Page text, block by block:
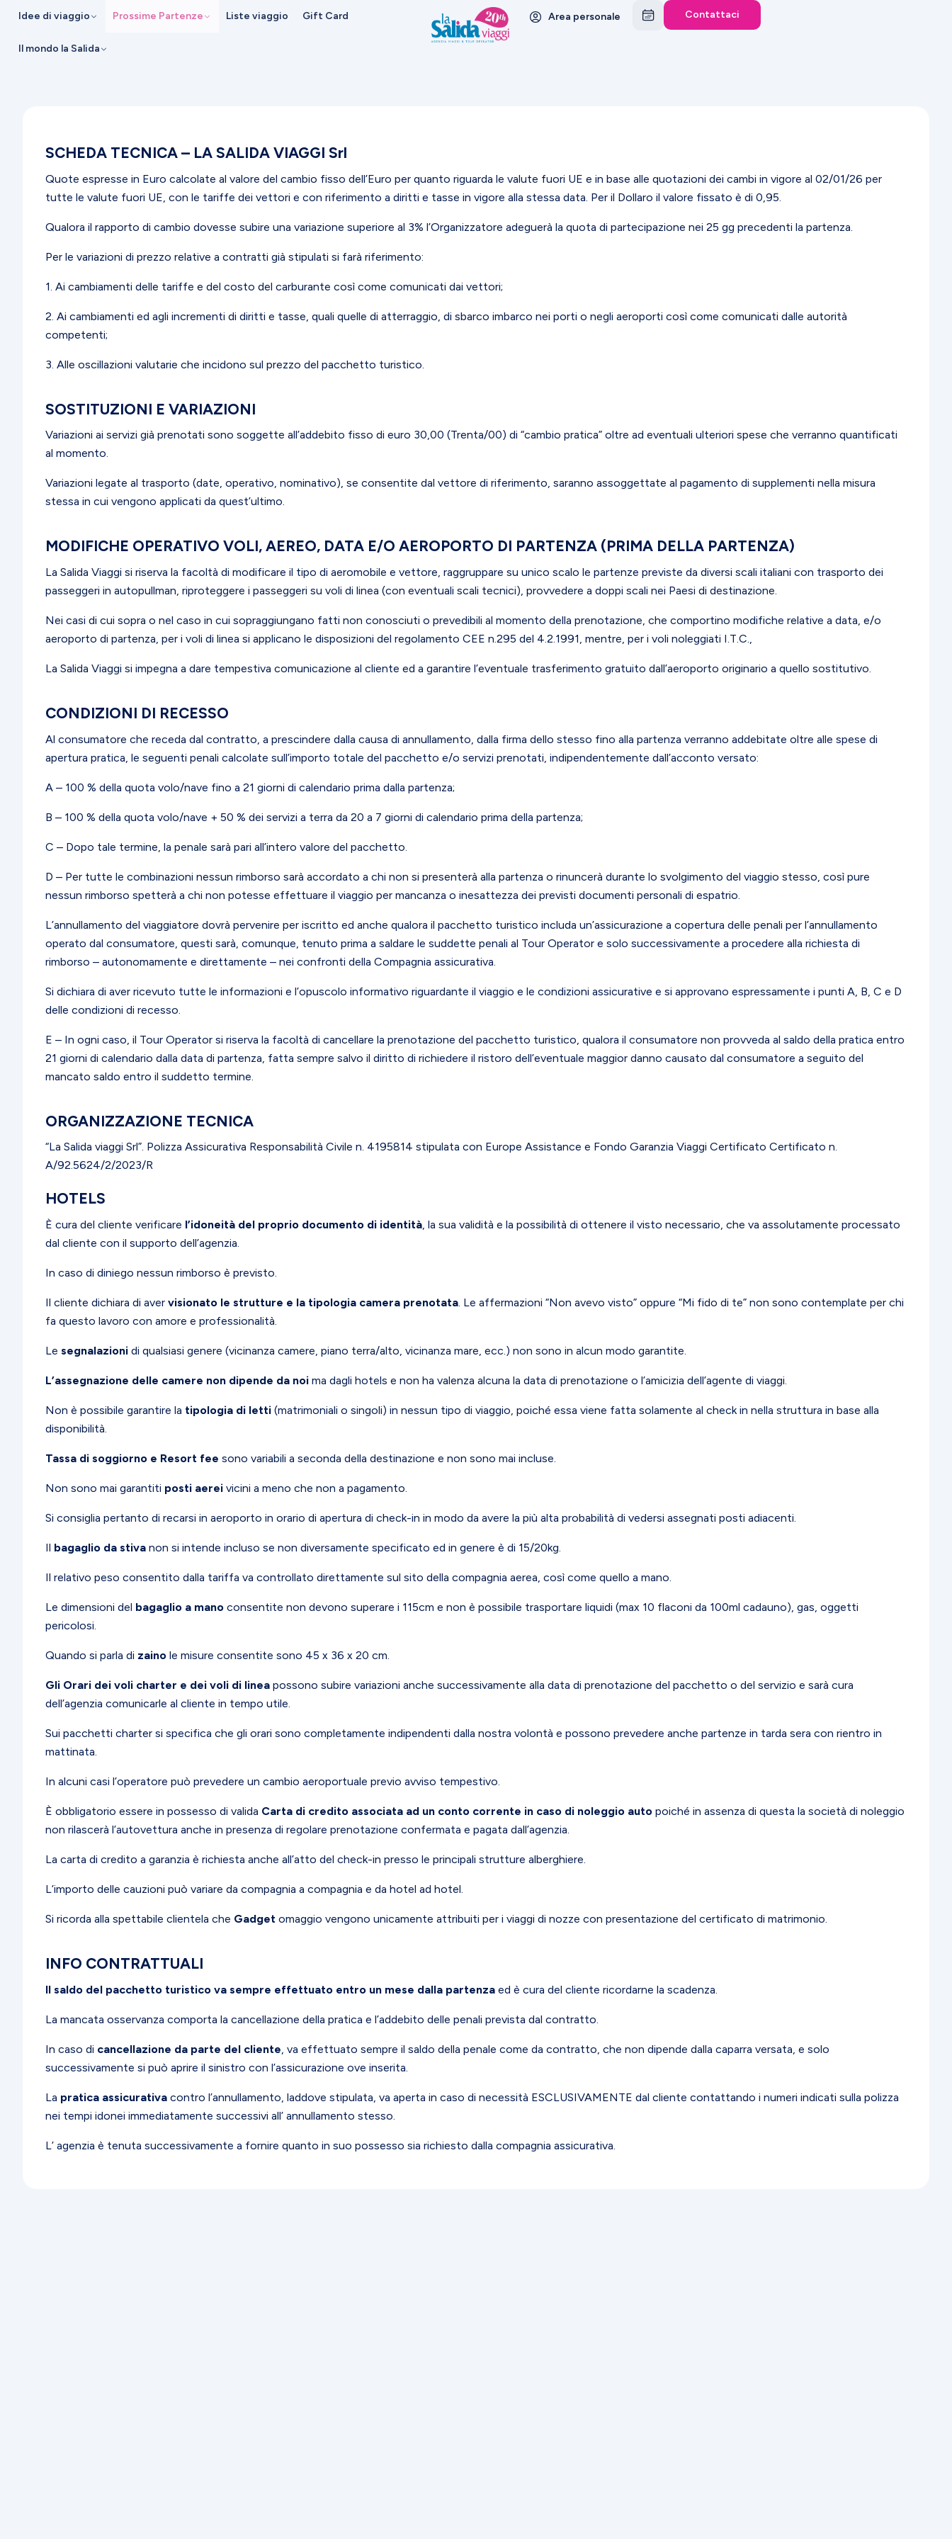
Idee di viaggio Prossime Partenze Liste viaggio Gift Card
Il mondo la Salida
Area personale Contattaci
SCHEDA TECNICA – LA SALIDA VIAGGI Srl
Quote espresse in Euro calcolate al valore del cambio fisso dell’Euro per quanto riguarda le valute fuori UE e in base alle quotazioni dei cambi in vigore al 02/01/26 per
tutte le valute fuori UE, con le tariffe dei vettori e con riferimento a diritti e tasse in vigore alla stessa data. Per il Dollaro il valore fissato è di 0,95.
Qualora il rapporto di cambio dovesse subire una variazione superiore al 3% l’Organizzatore adeguerà la quota di partecipazione nei 25 gg precedenti la partenza.
Per le variazioni di prezzo relative a contratti già stipulati si farà riferimento:
1. Ai cambiamenti delle tariffe e del costo del carburante così come comunicati dai vettori;
2. Ai cambiamenti ed agli incrementi di diritti e tasse, quali quelle di atterraggio, di sbarco imbarco nei porti o negli aeroporti così come comunicati dalle autorità
competenti;
3. Alle oscillazioni valutarie che incidono sul prezzo del pacchetto turistico.
SOSTITUZIONI E VARIAZIONI
Variazioni ai servizi già prenotati sono soggette all’addebito fisso di euro 30,00 (Trenta/00) di “cambio pratica” oltre ad eventuali ulteriori spese che verranno quantificati
al momento.
Variazioni legate al trasporto (date, operativo, nominativo), se consentite dal vettore di riferimento, saranno assoggettate al pagamento di supplementi nella misura
stessa in cui vengono applicati da quest’ultimo.
MODIFICHE OPERATIVO VOLI, AEREO, DATA E/O AEROPORTO DI PARTENZA (PRIMA DELLA PARTENZA)
La Salida Viaggi si riserva la facoltà di modificare il tipo di aeromobile e vettore, raggruppare su unico scalo le partenze previste da diversi scali italiani con trasporto dei
passeggeri in autopullman, riproteggere i passeggeri su voli di linea (con eventuali scali tecnici), provvedere a doppi scali nei Paesi di destinazione.
Nei casi di cui sopra o nel caso in cui sopraggiungano fatti non conosciuti o prevedibili al momento della prenotazione, che comportino modifiche relative a data, e/o
aeroporto di partenza, per i voli di linea si applicano le disposizioni del regolamento CEE n.295 del 4.2.1991, mentre, per i voli noleggiati I.T.C.,
La Salida Viaggi si impegna a dare tempestiva comunicazione al cliente ed a garantire l’eventuale trasferimento gratuito dall’aeroporto originario a quello sostitutivo.
CONDIZIONI DI RECESSO
Al consumatore che receda dal contratto, a prescindere dalla causa di annullamento, dalla firma dello stesso fino alla partenza verranno addebitate oltre alle spese di
apertura pratica, le seguenti penali calcolate sull’importo totale del pacchetto e/o servizi prenotati, indipendentemente dall’acconto versato:
A – 100 % della quota volo/nave fino a 21 giorni di calendario prima dalla partenza;
B – 100 % della quota volo/nave + 50 % dei servizi a terra da 20 a 7 giorni di calendario prima della partenza;
C – Dopo tale termine, la penale sarà pari all’intero valore del pacchetto.
D – Per tutte le combinazioni nessun rimborso sarà accordato a chi non si presenterà alla partenza o rinuncerà durante lo svolgimento del viaggio stesso, così pure
nessun rimborso spetterà a chi non potesse effettuare il viaggio per mancanza o inesattezza dei previsti documenti personali di espatrio.
L’annullamento del viaggiatore dovrà pervenire per iscritto ed anche qualora il pacchetto turistico includa un’assicurazione a copertura delle penali per l’annullamento
operato dal consumatore, questi sarà, comunque, tenuto prima a saldare le suddette penali al Tour Operator e solo successivamente a procedere alla richiesta di
rimborso – autonomamente e direttamente – nei confronti della Compagnia assicurativa.
Si dichiara di aver ricevuto tutte le informazioni e l’opuscolo informativo riguardante il viaggio e le condizioni assicurative e si approvano espressamente i punti A, B, C e D
delle condizioni di recesso.
E – In ogni caso, il Tour Operator si riserva la facoltà di cancellare la prenotazione del pacchetto turistico, qualora il consumatore non provveda al saldo della pratica entro
21 giorni di calendario dalla data di partenza, fatta sempre salvo il diritto di richiedere il ristoro dell’eventuale maggior danno causato dal consumatore a seguito del
mancato saldo entro il suddetto termine.
ORGANIZZAZIONE TECNICA
“La Salida viaggi Srl”. Polizza Assicurativa Responsabilità Civile n. 4195814 stipulata con Europe Assistance e Fondo Garanzia Viaggi Certificato Certificato n.
A/92.5624/2/2023/R
HOTELS
È cura del cliente verificare l’idoneità del proprio documento di identità, la sua validità e la possibilità di ottenere il visto necessario, che va assolutamente processato
dal cliente con il supporto dell’agenzia.
In caso di diniego nessun rimborso è previsto.
Il cliente dichiara di aver visionato le strutture e la tipologia camera prenotata. Le affermazioni “Non avevo visto” oppure “Mi fido di te” non sono contemplate per chi
fa questo lavoro con amore e professionalità.
Le segnalazioni di qualsiasi genere (vicinanza camere, piano terra/alto, vicinanza mare, ecc.) non sono in alcun modo garantite.
L’assegnazione delle camere non dipende da noi ma dagli hotels e non ha valenza alcuna la data di prenotazione o l’amicizia dell’agente di viaggi.
Non è possibile garantire la tipologia di letti (matrimoniali o singoli) in nessun tipo di viaggio, poiché essa viene fatta solamente al check in nella struttura in base alla
disponibilità.
Tassa di soggiorno e Resort fee sono variabili a seconda della destinazione e non sono mai incluse.
Non sono mai garantiti posti aerei vicini a meno che non a pagamento.
Si consiglia pertanto di recarsi in aeroporto in orario di apertura di check-in in modo da avere la più alta probabilità di vedersi assegnati posti adiacenti.
Il bagaglio da stiva non si intende incluso se non diversamente specificato ed in genere è di 15/20kg.
Il relativo peso consentito dalla tariffa va controllato direttamente sul sito della compagnia aerea, così come quello a mano.
Le dimensioni del bagaglio a mano consentite non devono superare i 115cm e non è possibile trasportare liquidi (max 10 flaconi da 100ml cadauno), gas, oggetti
pericolosi.
Quando si parla di zaino le misure consentite sono 45 x 36 x 20 cm.
Gli Orari dei voli charter e dei voli di linea possono subire variazioni anche successivamente alla data di prenotazione del pacchetto o del servizio e sarà cura
dell’agenzia comunicarle al cliente in tempo utile.
Sui pacchetti charter si specifica che gli orari sono completamente indipendenti dalla nostra volontà e possono prevedere anche partenze in tarda sera con rientro in
mattinata.
In alcuni casi l’operatore può prevedere un cambio aeroportuale previo avviso tempestivo.
È obbligatorio essere in possesso di valida Carta di credito associata ad un conto corrente in caso di noleggio auto poiché in assenza di questa la società di noleggio
non rilascerà l’autovettura anche in presenza di regolare prenotazione confermata e pagata dall’agenzia.
La carta di credito a garanzia è richiesta anche all’atto del check-in presso le principali strutture alberghiere.
L’importo delle cauzioni può variare da compagnia a compagnia e da hotel ad hotel.
Si ricorda alla spettabile clientela che Gadget omaggio vengono unicamente attribuiti per i viaggi di nozze con presentazione del certificato di matrimonio.
INFO CONTRATTUALI
Il saldo del pacchetto turistico va sempre effettuato entro un mese dalla partenza ed è cura del cliente ricordarne la scadenza.
La mancata osservanza comporta la cancellazione della pratica e l’addebito delle penali prevista dal contratto.
In caso di cancellazione da parte del cliente , va effettuato sempre il saldo della penale come da contratto, che non dipende dalla caparra versata, e solo
successivamente si può aprire il sinistro con l’assicurazione ove inserita.
La pratica assicurativa contro l’annullamento, laddove stipulata, va aperta in caso di necessità ESCLUSIVAMENTE dal cliente contattando i numeri indicati sulla polizza
nei tempi idonei immediatamente successivi all’ annullamento stesso.
L’ agenzia è tenuta successivamente a fornire quanto in suo possesso sia richiesto dalla compagnia assicurativa.